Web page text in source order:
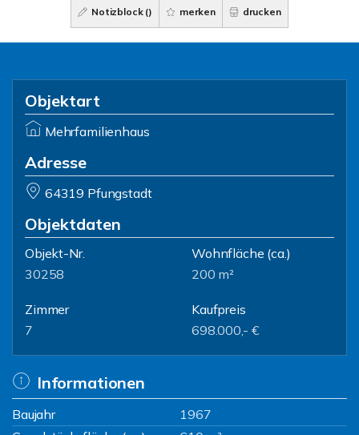
Notizblock () merken drucken
Objektart
Mehrfamilienhaus
Adresse
64319 Pfungstadt
Objektdaten
Objekt-Nr.
30258
Wohnfläche (ca.)
200 m²
Zimmer
7
Kaufpreis
698.000,- €
Informationen
Baujahr
1967